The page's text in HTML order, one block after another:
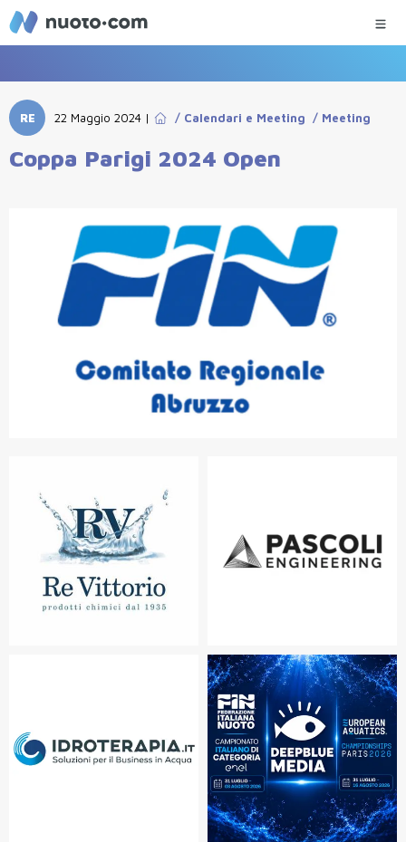
RE 22 Maggio 2024 | / Calendari e Meeting / Meeting
Coppa Parigi 2024 Open